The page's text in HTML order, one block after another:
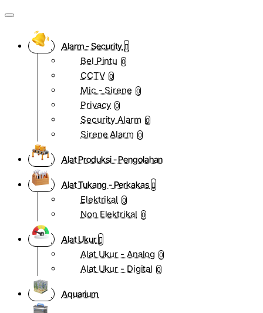
Alarm - Security
Bel Pintu 0
CCTV 0
Mic - Sirene 0
Privacy 0
Security Alarm 0
Sirene Alarm 0
Alat Produksi - Pengolahan
Alat Tukang - Perkakas
Elektrikal 0
Non Elektrikal 0
Alat Ukur
Alat Ukur - Analog 0
Alat Ukur - Digital 0
Aquarium